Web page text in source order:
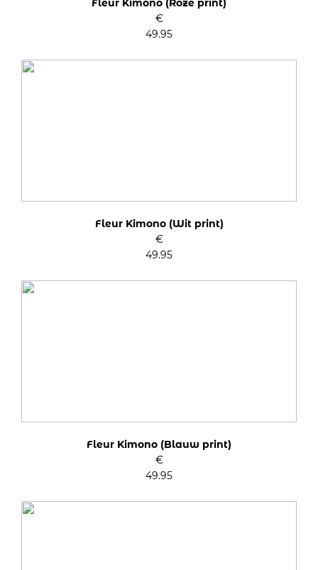
Fleur Kimono (Roze print)
€
49.95
Fleur Kimono (Wit print)
€
49.95
Fleur Kimono (Blauw print)
€
49.95